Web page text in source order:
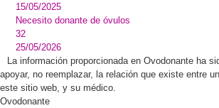
15/05/2025
Necesito donante de óvulos
32
25/05/2026
La información proporcionada en Ovodonante ha
apoyar, no reemplazar, la relación que existe entre
este sitio web, y su médico.
Ovodonante